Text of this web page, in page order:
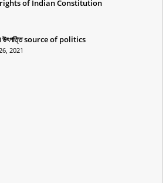
rights of Indian Constitution
উৎপত্তি source of politics
2021